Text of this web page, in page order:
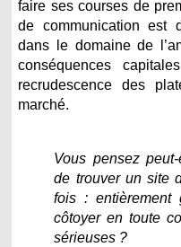
faire ses courses de
de communication est
dans le domaine de
conséquences
recrudescence des
marché.
Vous pensez
de trouver un site
fois : entièrement
côtoyer en toute
sérieuses ?